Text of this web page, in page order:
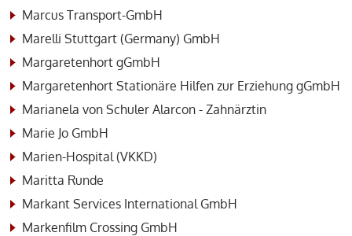
Marcus Transport-GmbH
Marelli Stuttgart (Germany) GmbH
Margaretenhort gGmbH
Margaretenhort Stationäre Hilfen zur Erziehung gGmbH
Marianela von Schuler Alarcon - Zahnärztin
Marie Jo GmbH
Marien-Hospital (VKKD)
Maritta Runde
Markant Services International GmbH
Markenfilm Crossing GmbH